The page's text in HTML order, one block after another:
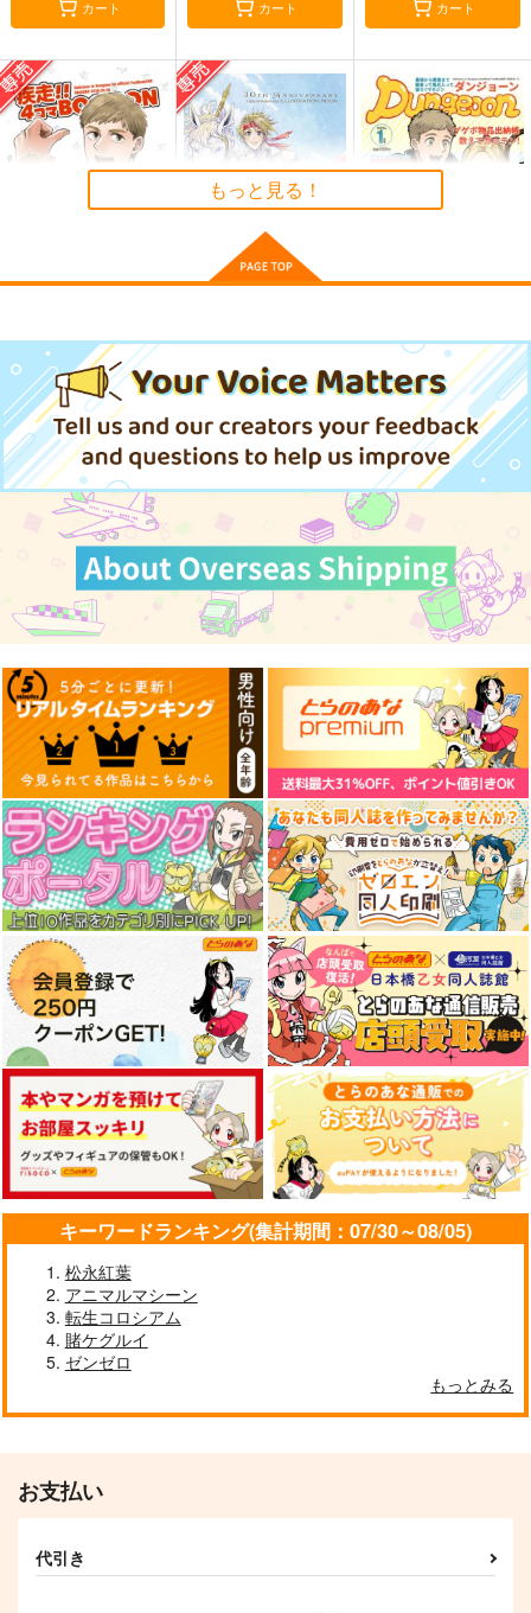
カート カート カート
BOOOON
おきこぼ
専売 787 円（税込）
ダンジョン飯 オールキ
ャラ
サンプル
カート
TALES OF PHANTA
SIA ILLUSTRATION
BOOK
KUROMAME
770
テイルズシリーズ
クレス×ミント
サンプル
おきこぼ
1,572円（税込）
ダンジョン飯
オールキャラ
サンプル
JOBSWAP COLLECT
ION
きゅうりとおくら
専売 2,530
OCTOPATH TRAVELER
オールキャラ
サンプル
カート
STARDUST
苺の缶詰
825円（税込）
原神 オールキャラ
サンプル
カート
EVA参拾周年お祝い本
RAYTREC
472円（税込）
新世紀エヴァンゲリオン
オールキャラ
サンプル
カート
Lun Lun Roo
1,572円（税込）
HAZBIN HOTEL
オールキャラ
あまどや
704円（税込）
好き鯖たちに女装させ
ただけ
もっと見る！
キーワードランキング(集計期間：07/30～08/05)
松永紅葉
アニマルマシーン
転生コロシアム
賭ケグルイ
ゼンゼロ
もっとみる
お支払い
代引き